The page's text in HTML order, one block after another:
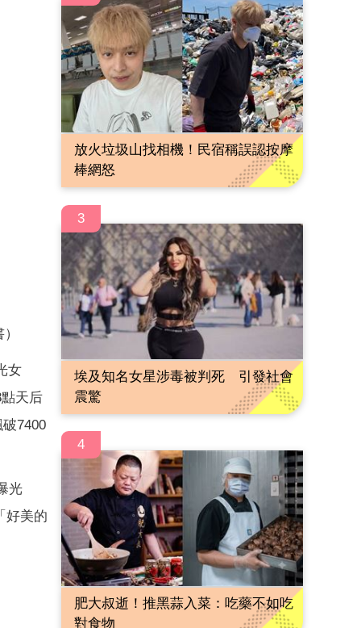
女
天后
7400
光
好美的
放火垃圾山找相機！民宿稱誤認按摩
棒網怒
3
埃及知名女星涉毒被判死 引發社會
震驚
4
肥大叔逝！推黑蒜入菜：吃藥不如吃
對食物